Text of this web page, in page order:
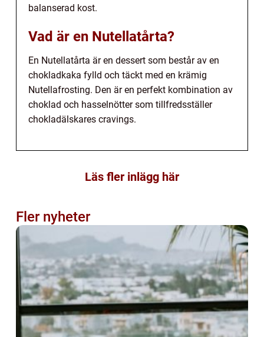
balanserad kost.
Vad är en Nutellatårta?
En Nutellatårta är en dessert som består av en
chokladkaka fylld och täckt med en krämig
Nutellafrosting. Den är en perfekt kombination av
choklad och hasselnötter som tillfredsställer
chokladälskares cravings.
Läs fler inlägg här
Fler nyheter